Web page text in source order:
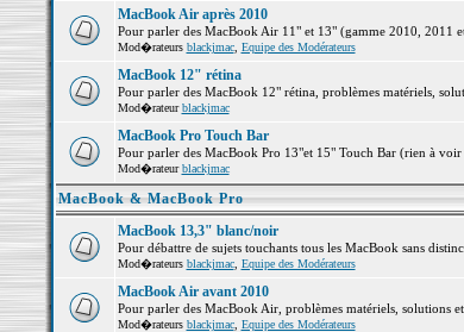
MacBook Air après 2010
Pour parler des MacBook Air 11" et 13" (gamme 2010, 2011
Mod�rateurs blackjmac, Equipe des Modérateurs
MacBook 12" rétina
Pour parler des MacBook 12" rétina, problèmes matériels,
Mod�rateurblackjmac
MacBook Pro Touch Bar
Pour parler des MacBook Pro 13"et 15" Touch Bar (rien à
Mod�rateurblackjmac
MacBook & MacBook Pro
MacBook 13,3" blanc/noir
Pour débattre de sujets touchants tous les MacBook sans
Mod�rateurs blackjmac, Equipe des Modérateurs
MacBook Air avant 2010
Pour parler des MacBook Air, problèmes matériels, solutions et
Mod�rateurs blackjmac, Equipe des Modérateurs